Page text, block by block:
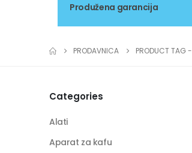
Produžena garancija
PRODAVNICA PRODUCT TAG -
Categories
Alati
Aparat za kafu